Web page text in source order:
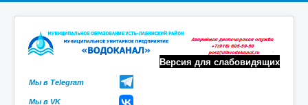
Версия для слабовидящих
Мы в Telegram
Мы в VK